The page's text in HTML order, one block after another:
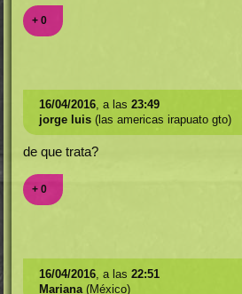
+ 0
16/04/2016, a las 23:49
jorge luis(las americas irapuato gto)
de que trata?
+ 0
16/04/2016, a las 22:51
Mariana(México)